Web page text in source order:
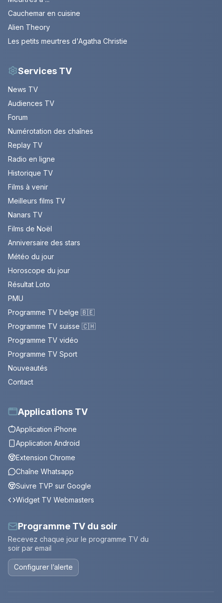
Cauchemar en cuisine
Alien Theory
Les petits meurtres d'Agatha Christie
Services TV
News TV
Audiences TV
Forum
Numérotation des chaînes
Replay TV
Radio en ligne
Historique TV
Films à venir
Meilleurs films TV
Nanars TV
Films de Noël
Anniversaire des stars
Météo du jour
Horoscope du jour
Résultat Loto
PMU
Programme TV belge 🇧🇪
Programme TV suisse 🇨🇭
Programme TV vidéo
Programme TV Sport
Nouveautés
Contact
Applications TV
Application iPhone
Application Android
Extension Chrome
Chaîne Whatsapp
Suivre TVP sur Google
Widget TV Webmasters
Programme TV du soir
Recevez chaque jour le programme TV du
soir par email
Configurer l’alerte